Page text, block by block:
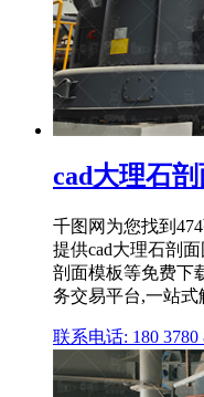
cad大理石
千图网为您找到
提供cad大理石剖
剖面模板等免费下
务交易平台,一站式
联系电话: 180 3780